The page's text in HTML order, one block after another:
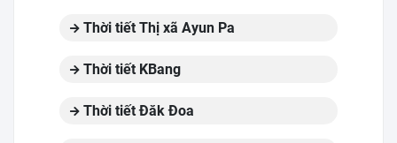
Thời tiết Thị xã Ayun Pa
Thời tiết KBang
Thời tiết Đăk Đoa